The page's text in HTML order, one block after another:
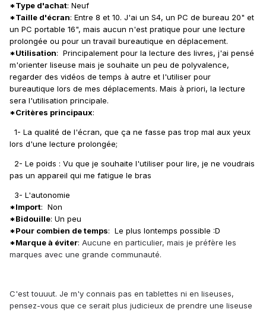
*Type d'achat: Neuf
*Taille d'écran: Entre 8 et 10. J'ai un S4, un PC de bureau 20" et
un PC portable 16", mais aucun n'est pratique pour une lecture
prolongée ou pour un travail bureautique en déplacement.
*Utilisation: Principalement pour la lecture des livres, j'ai pensé
m'orienter liseuse mais je souhaite un peu de polyvalence,
regarder des vidéos de temps à autre et l'utiliser pour
bureautique lors de mes déplacements. Mais à priori, la lecture
sera l'utilisation principale.
*Critères principaux:
1- La qualité de l'écran, que ça ne fasse pas trop mal aux yeux
lors d'une lecture prolongée;
2- Le poids : Vu que je souhaite l'utiliser pour lire, je ne voudrais
pas un appareil qui me fatigue le bras
3- L'autonomie
*Import: Non
*Bidouille: Un peu
*Pour combien de temps: Le plus lontemps possible :D
*Marque à éviter: Aucune en particulier, mais je préfère les
marques avec une grande communauté.
C'est touuut. Je m'y connais pas en tablettes ni en liseuses,
pensez-vous que ce serait plus judicieux de prendre une liseuse